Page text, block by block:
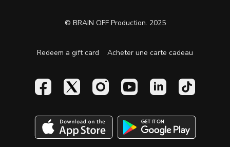
© BRAIN OFF Production. 2025
Redeem a gift card Acheter une carte cadeau